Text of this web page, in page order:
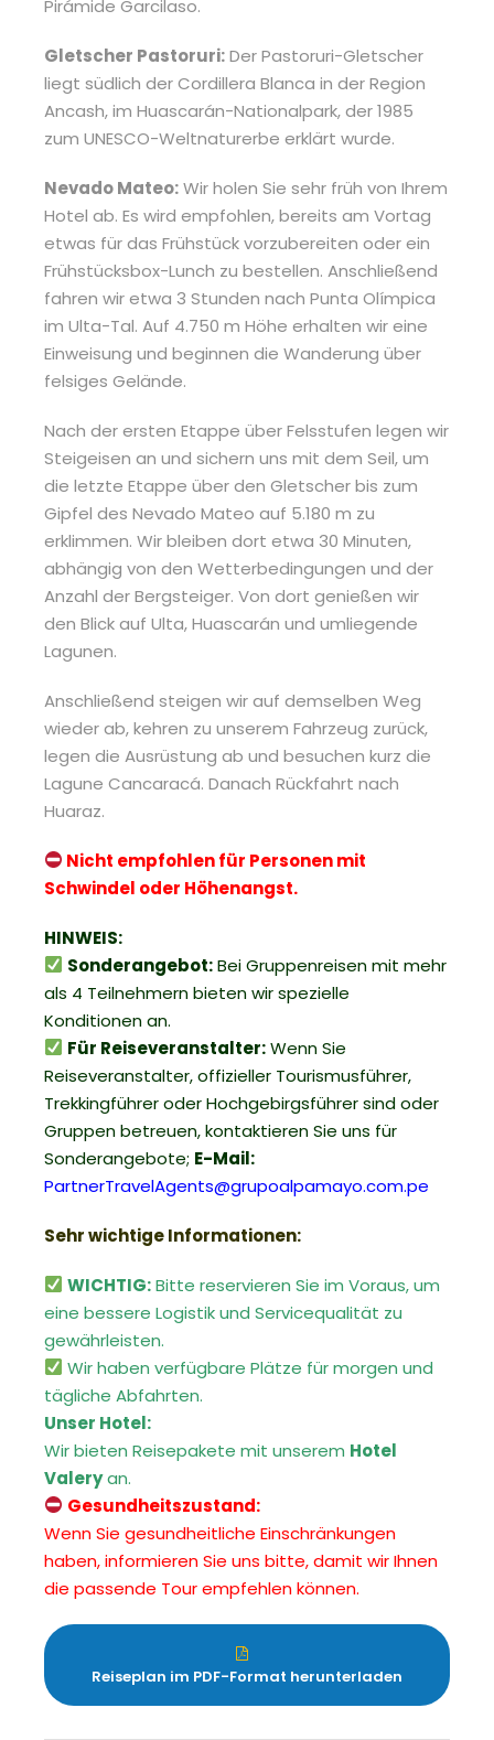
Pirámide Garcilaso.
Gletscher Pastoruri:Der Pastoruri-Gletscher
liegt südlich der Cordillera Blanca in der Region
Ancash, im Huascarán-Nationalpark, der 1985
zum UNESCO-Weltnaturerbe erklärt wurde.
Nevado Mateo:Wir holen Sie sehr früh von Ihrem
Hotel ab. Es wird empfohlen, bereits am Vortag
etwas für das Frühstück vorzubereiten oder ein
Frühstücksbox-Lunch zu bestellen. Anschließend
fahren wir etwa 3 Stunden nach Punta Olímpica
im Ulta-Tal. Auf 4.750 m Höhe erhalten wir eine
Einweisung und beginnen die Wanderung über
felsiges Gelände.
Nach der ersten Etappe über Felsstufen legen wir
Steigeisen an und sichern uns mit dem Seil, um
die letzte Etappe über den Gletscher bis zum
Gipfel des Nevado Mateo auf 5.180 m zu
erklimmen. Wir bleiben dort etwa 30 Minuten,
abhängig von den Wetterbedingungen und der
Anzahl der Bergsteiger. Von dort genießen wir
den Blick auf Ulta, Huascarán und umliegende
Lagunen.
Anschließend steigen wir auf demselben Weg
wieder ab, kehren zu unserem Fahrzeug zurück,
legen die Ausrüstung ab und besuchen kurz die
Lagune Cancaracá. Danach Rückfahrt nach
Huaraz.
Nicht empfohlen für Personen mit
Schwindel oder Höhenangst.
HINWEIS:
Sonderangebot:Bei Gruppenreisen mit mehr
als 4 Teilnehmern bieten wir spezielle
Konditionen an.
Für Reiseveranstalter:Wenn Sie
Reiseveranstalter, offizieller Tourismusführer,
Trekkingführer oder Hochgebirgsführer sind oder
Gruppen betreuen, kontaktieren Sie uns für
Sonderangebote; E-Mail:
PartnerTravelAgents@grupoalpamayo.com.pe
Sehr wichtige Informationen:
WICHTIG:Bitte reservieren Sie im Voraus, um
eine bessere Logistik und Servicequalität zu
gewährleisten.
Wir haben verfügbare Plätze für morgen und
tägliche Abfahrten.
Unser Hotel:
Wir bieten Reisepakete mit unserem Hotel
Valeryan.
Gesundheitszustand:
Wenn Sie gesundheitliche Einschränkungen
haben, informieren Sie uns bitte, damit wir Ihnen
die passende Tour empfehlen können.
Reiseplan im PDF-Format herunterladen